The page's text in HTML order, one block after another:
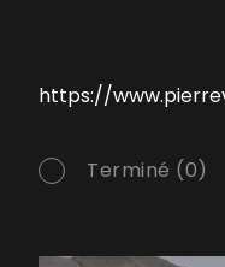
https://
Terminé (0)